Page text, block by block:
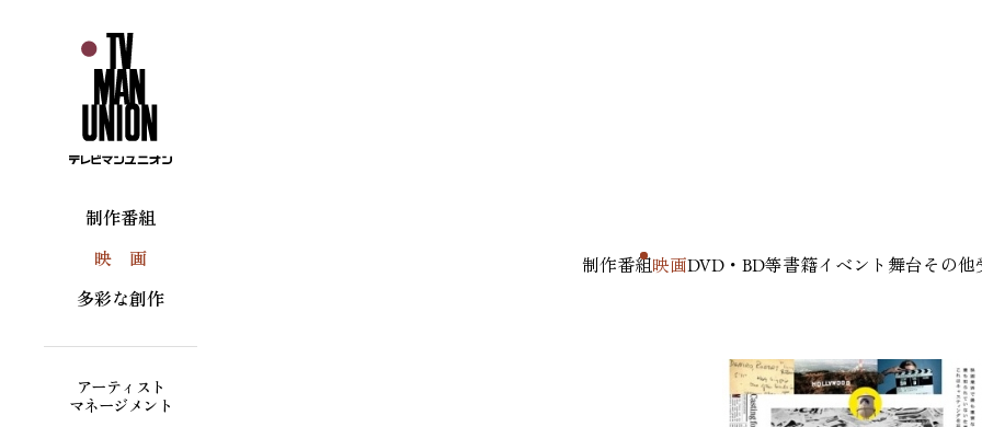
制作番組
映 画
多彩な創作
アーティスト
マネージメント
制作番組映画DVD・BD等書籍イベント 舞台その他